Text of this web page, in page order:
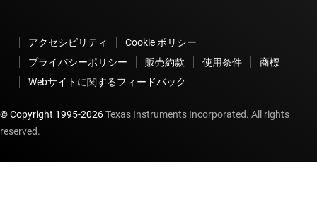
アクセシビリティ
Cookie ポリシー
プライバシーポリシー
販売約款 使用条件
商標
Webサイトに関するフィードバック
© Copyright 1995-2026Texas Instruments Incorporated. All rights
reserved.